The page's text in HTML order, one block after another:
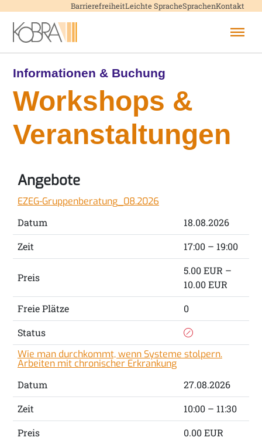
Menü überspringenBarrierefreiheitLeichte SpracheSprachenKontakt
Workshops & Veranstaltungen
Informationen & Buchung
Workshops &
Veranstaltungen
t
Angebote
EZEG-Gruppenberatung_08.2026
Datum
18.08.2026
Zeit
17:00 – 19:00
Preis
5.00 EUR –
10.00 EUR
Freie Plätze
0
Status
Wie man durchkommt, wenn Systeme stolpern.
Arbeiten mit chronischer Erkrankung
Datum
27.08.2026
Zeit
10:00 – 11:30
Preis
0.00 EUR